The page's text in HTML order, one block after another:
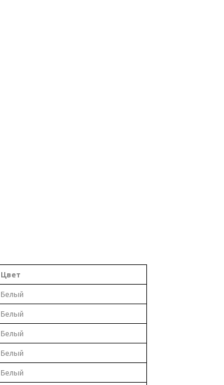
Цвет
Белый
Белый
Белый
Белый
Белый